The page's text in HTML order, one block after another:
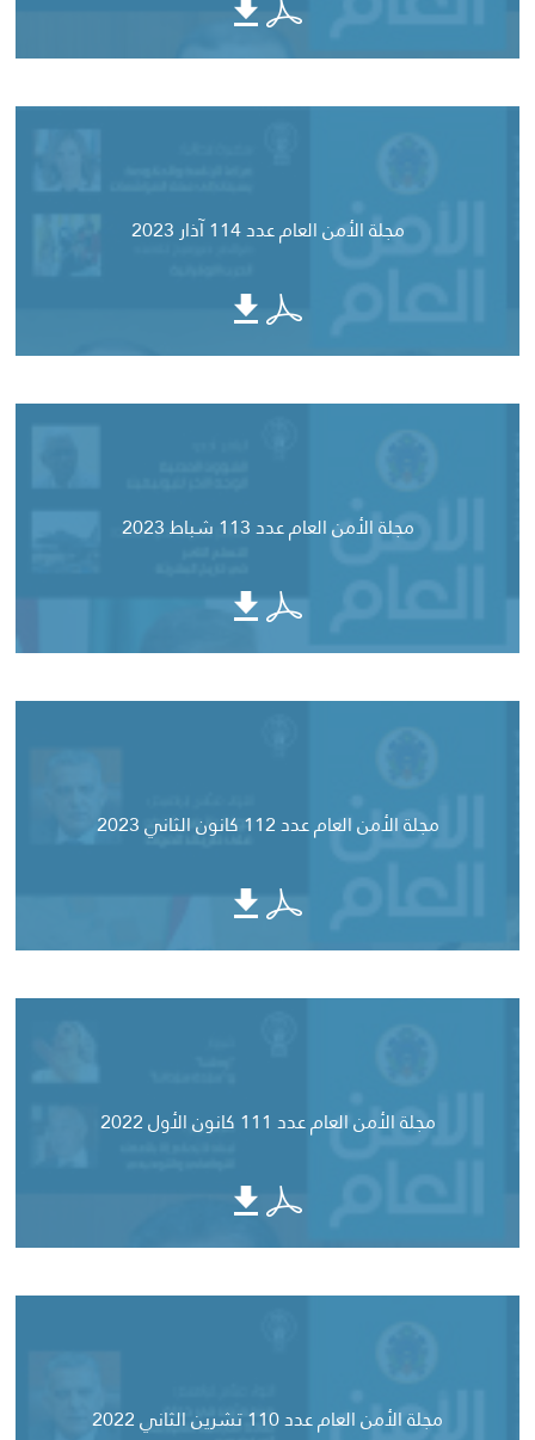
مجلة الأمن العام عدد 114 آذار 2023
مجلة الأمن العام عدد 113 شباط 2023
مجلة الأمن العام عدد 112 كانون الثاني 2023
مجلة الأمن العام عدد 111 كانون الأول 2022
مجلة الأمن العام عدد 110 تشرين الثاني 2022